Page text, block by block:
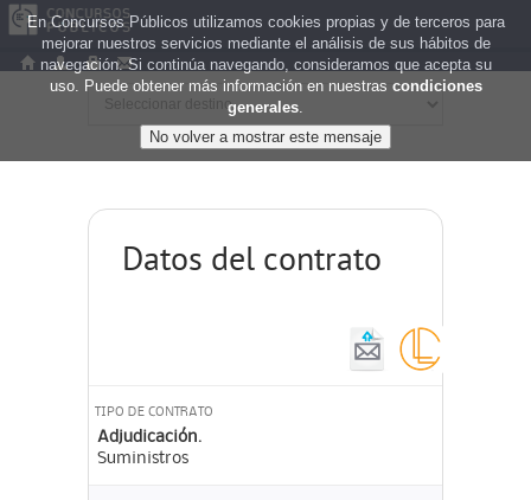
Datos del contrato
TIPO DE CONTRATO
Adjudicación.
Suministros
En Concursos Públicos utilizamos cookies propias y de terceros para
mejorar nuestros servicios mediante el análisis de sus hábitos de
navegación. Si continúa navegando, consideramos que acepta su
uso. Puede obtener más información en nuestras condiciones
generales.